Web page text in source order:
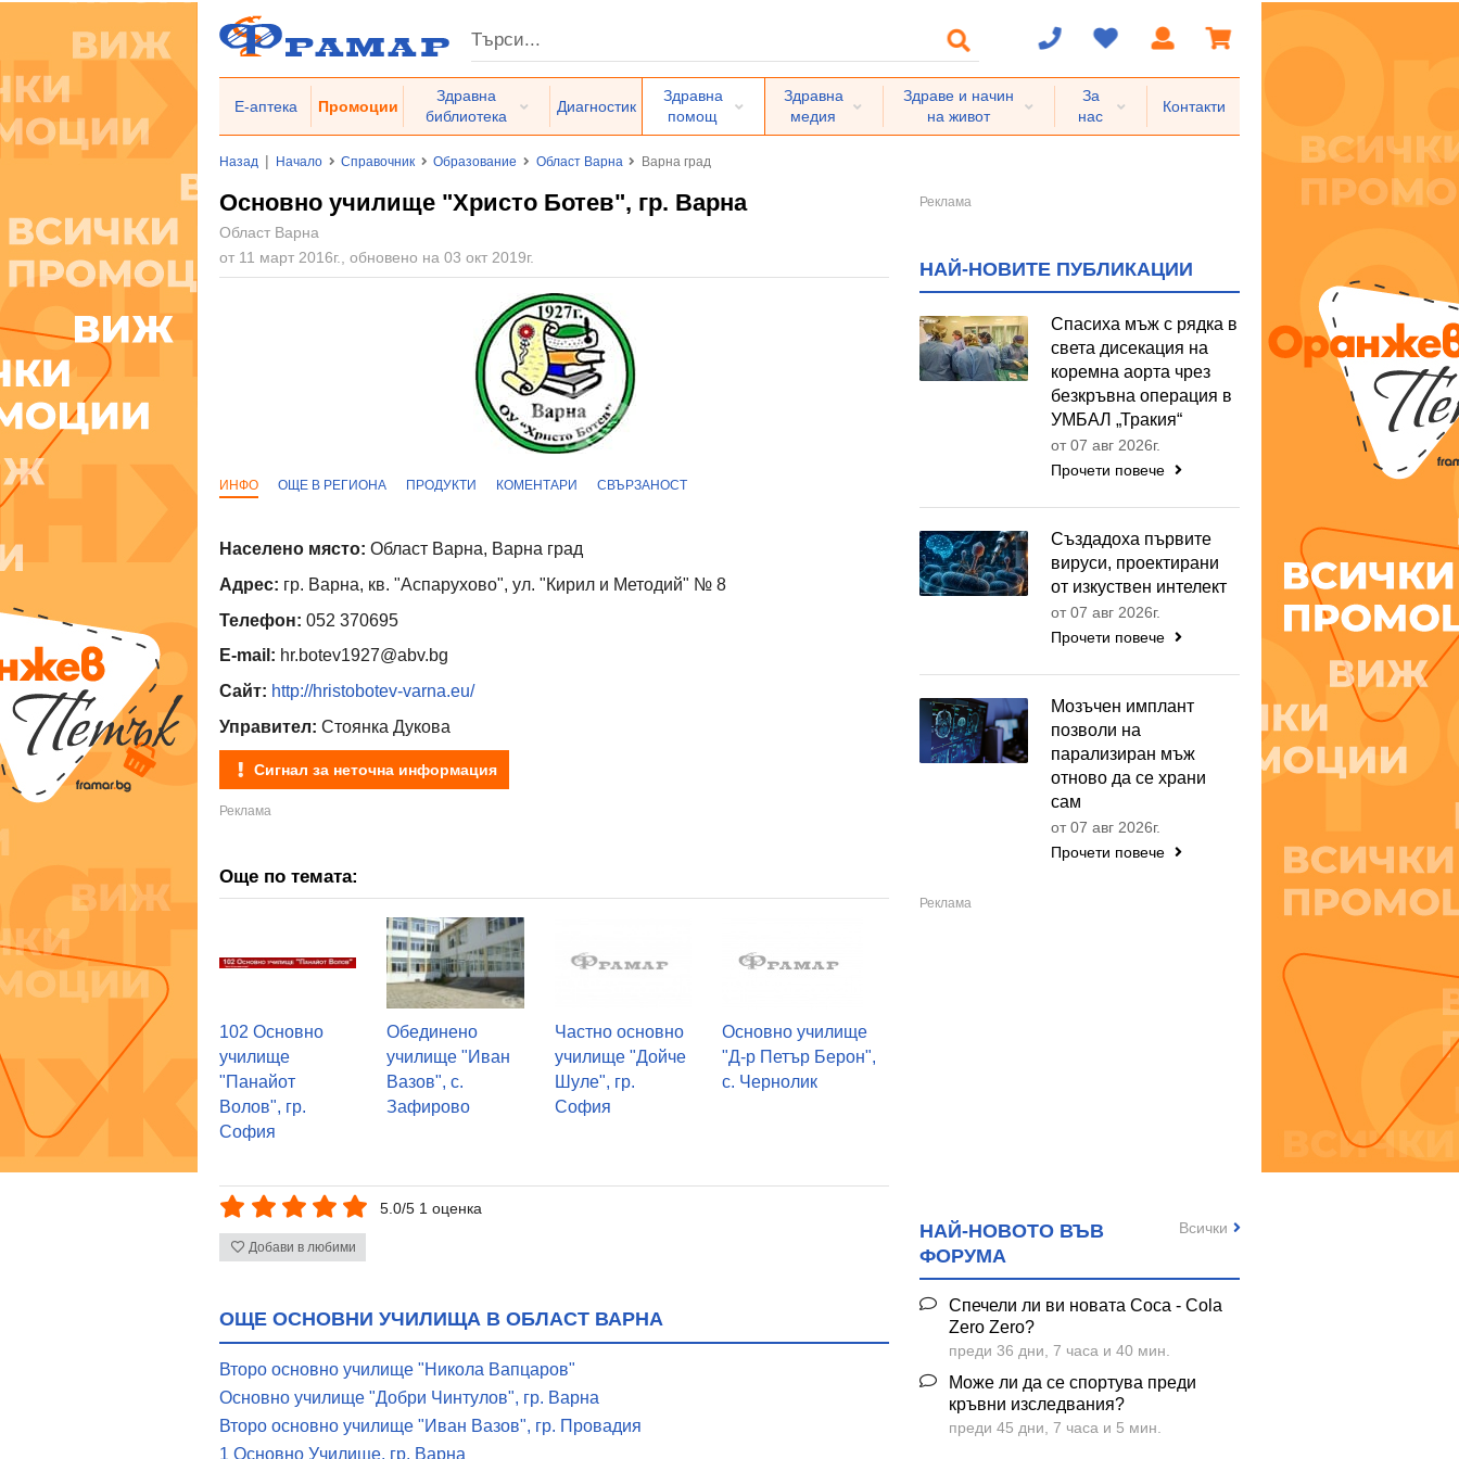
Е-аптека Промоции
Здравна
библиотека
Диагностик
Здравна
помощ
Здравна
медия
Здраве и начин
на живот
За
нас
Контакти
Назад | Начало Справочник Образование Област Варна Варна град
Основно училище "Христо Ботев", гр. Варна
Област Варна
от 11 март 2016г., обновено на 03 окт 2019г.
ИНФО ОЩЕ В РЕГИОНА ПРОДУКТИ КОМЕНТАРИ СВЪРЗАНОСТ
Населено място: Област Варна, Варна град
Адрес: гр. Варна, кв. "Аспарухово", ул. "Кирил и Методий" № 8
Телефон: 052 370695
E-mail: hr.botev1927@abv.bg
Сайт: http://hristobotev-varna.eu/
Управител: Стоянка Дукова
Сигнал за неточна информация
Още по темата:
102 Основно
училище
"Панайот
Волов", гр.
София
Обединено
училище "Иван
Вазов", с.
Зафирово
Частно основно
училище "Дойче
Шуле", гр.
София
Основно училище
"Д-р Петър Берон",
с. Чернолик
5.0/5 1 оценка
Добави в любими
ОЩЕ ОСНОВНИ УЧИЛИЩА В ОБЛАСТ ВАРНА
Второ основно училище "Никола Вапцаров"
Основно училище "Добри Чинтулов", гр. Варна
Второ основно училище "Иван Вазов", гр. Провадия
1 Основно Училище, гр. Варна
НАЙ-НОВИТЕ ПУБЛИКАЦИИ
Спасиха мъж с рядка в
света дисекация на
коремна аорта чрез
безкръвна операция в
УМБАЛ „Тракия“
от 07 авг 2026г.
Прочети повече
Създадоха първите
вируси, проектирани
от изкуствен интелект
от 07 авг 2026г.
Прочети повече
Мозъчен имплант
позволи на
парализиран мъж
отново да се храни
сам
от 07 авг 2026г.
Прочети повече
НАЙ-НОВОТО ВЪВ
ФОРУМА
Спечели ли ви новата Coca - Cola
Zero Zero?
преди 36 дни, 7 часа и 40 мин.
Може ли да се спортува преди
кръвни изследвания?
преди 45 дни, 7 часа и 5 мин.
Всички